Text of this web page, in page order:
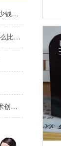
uv打印加工行业一天能挣多少钱？价格受什么因素影响呢？
UV打印加工的印刷效率为什么比较高呢？
如何推动 UV 喷绘行业的技术创新与可持续发展？